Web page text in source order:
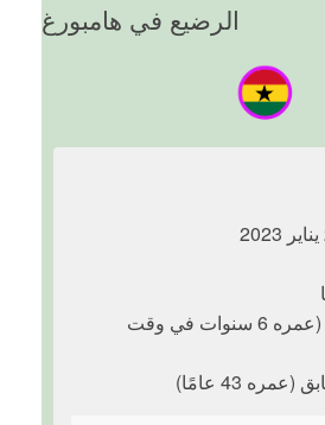
الرضيع في هامبورغ
الأطفال: ابن واحد (عمره 6 سنوات في وقت
43 عامًا)